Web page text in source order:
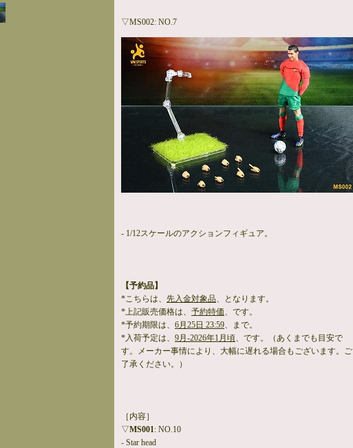
▽MS002: NO.7
- 1/12スケールのアクションフィギュア。
【予約品】
*こちらは、 先入金対象品、となります。
*上記販売価格は、 予約特価、です。
*予約期限は、 6月25日 23:59、まで。
*入荷予定は、 9月-2026年1月頃、です。（あくまでも目安で
す。メーカー事情により、大幅に遅れる場合もございます。ご
了承ください。）
［内容］
▽MS001: NO.10
- Star head